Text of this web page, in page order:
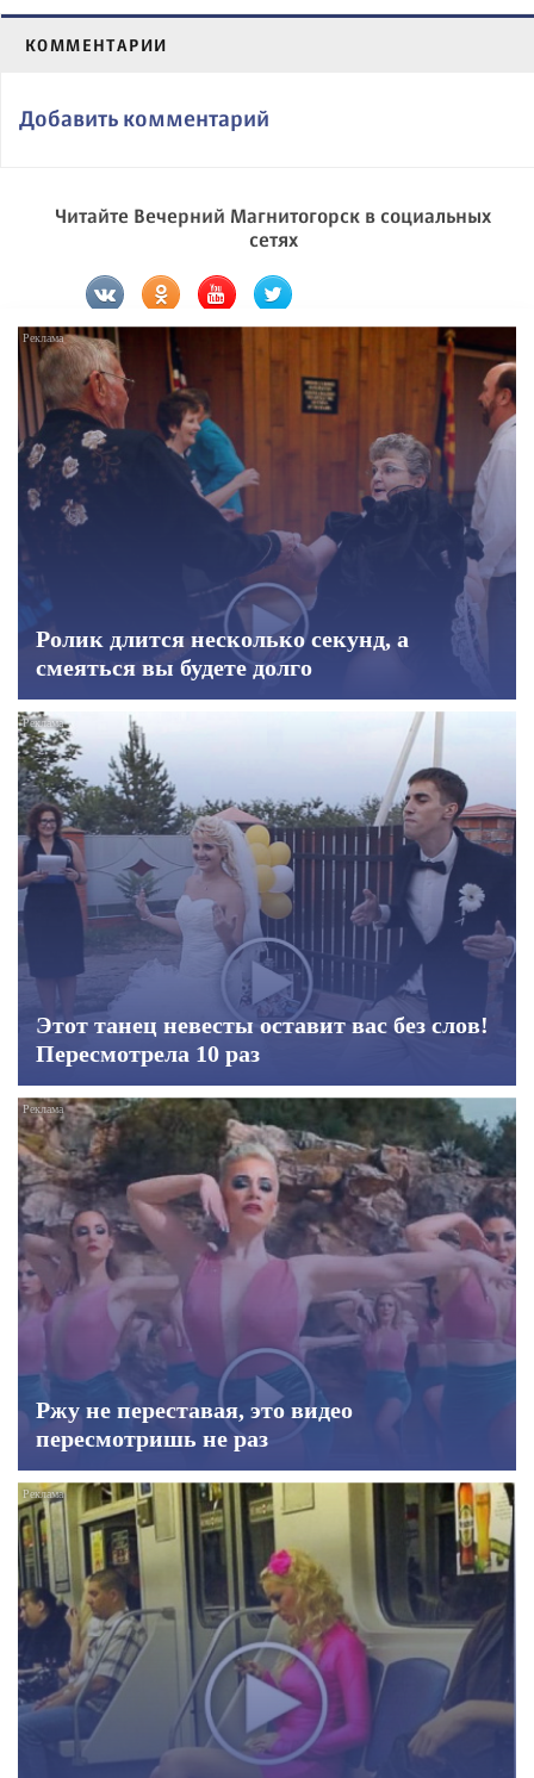
КОММЕНТАРИИ
Добавить комментарий
Читайте Вечерний Магнитогорск в социальных
сетях
Ролик длится несколько секунд, а
смеяться вы будете долго
Этот танец невесты оставит вас без слов!
Пересмотрела 10 раз
Ржу не переставая, это видео
пересмотришь не раз